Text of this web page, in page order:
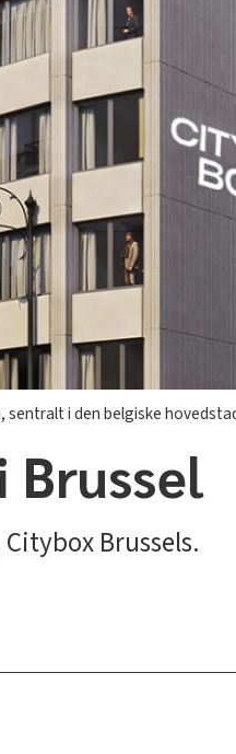
i den belgiske
Brussel
Brussels.